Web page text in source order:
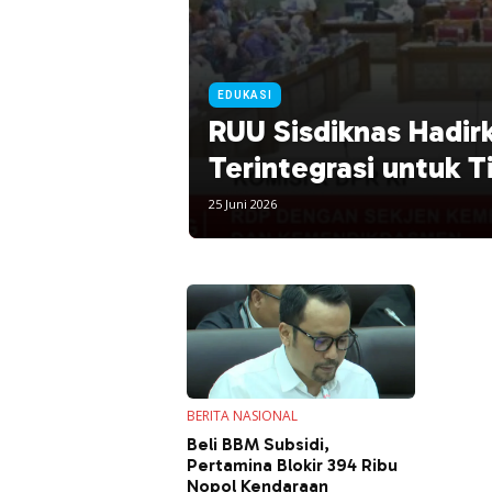
EDUKASI
RUU Sisdiknas
Terintegrasi untuk
25 Juni 2026
BERITA NASIONAL
Beli BBM Subsidi,
Pertamina Blokir 394 Ribu
Nopol Kendaraan